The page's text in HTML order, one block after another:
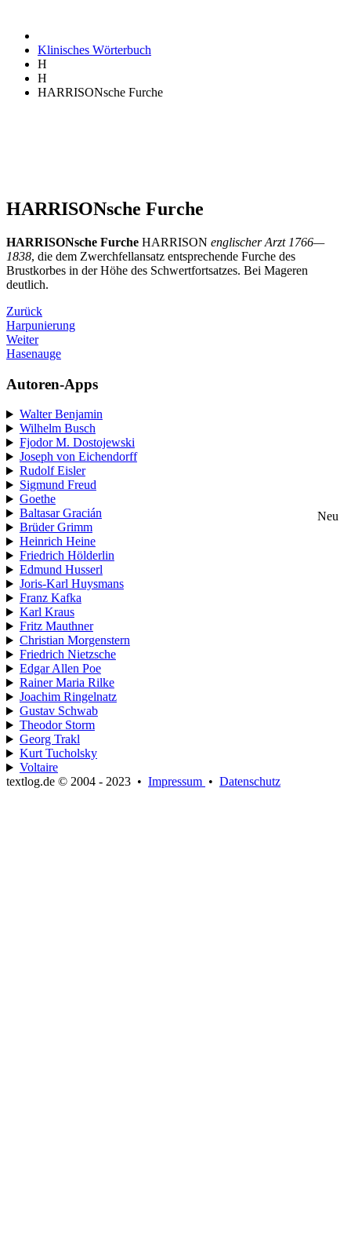
Klinisches Wörterbuch
H
H
HARRISONsche Furche
HARRISONsche Furche
HARRISONsche Furche HARRISON englischer Arzt 1766—
1838, die dem Zwerchfellansatz entsprechende Furche des
Brustkorbes in der Höhe des Schwertfortsatzes. Bei Mageren
deutlich.
Zurück
Harpunierung
Weiter
Hasenauge
Autoren-Apps
Walter Benjamin
Wilhelm Busch
Fjodor M. Dostojewski
Joseph von Eichendorff
Rudolf Eisler
Sigmund Freud
Goethe
Baltasar Gracián
Neu
Brüder Grimm
Heinrich Heine
Friedrich Hölderlin
Edmund Husserl
Joris-Karl Huysmans
Franz Kafka
Karl Kraus
Fritz Mauthner
Christian Morgenstern
Friedrich Nietzsche
Edgar Allen Poe
Rainer Maria Rilke
Joachim Ringelnatz
Gustav Schwab
Theodor Storm
Georg Trakl
Kurt Tucholsky
Voltaire
textlog.de © 2004 - 2023 • Impressum • Datenschutz